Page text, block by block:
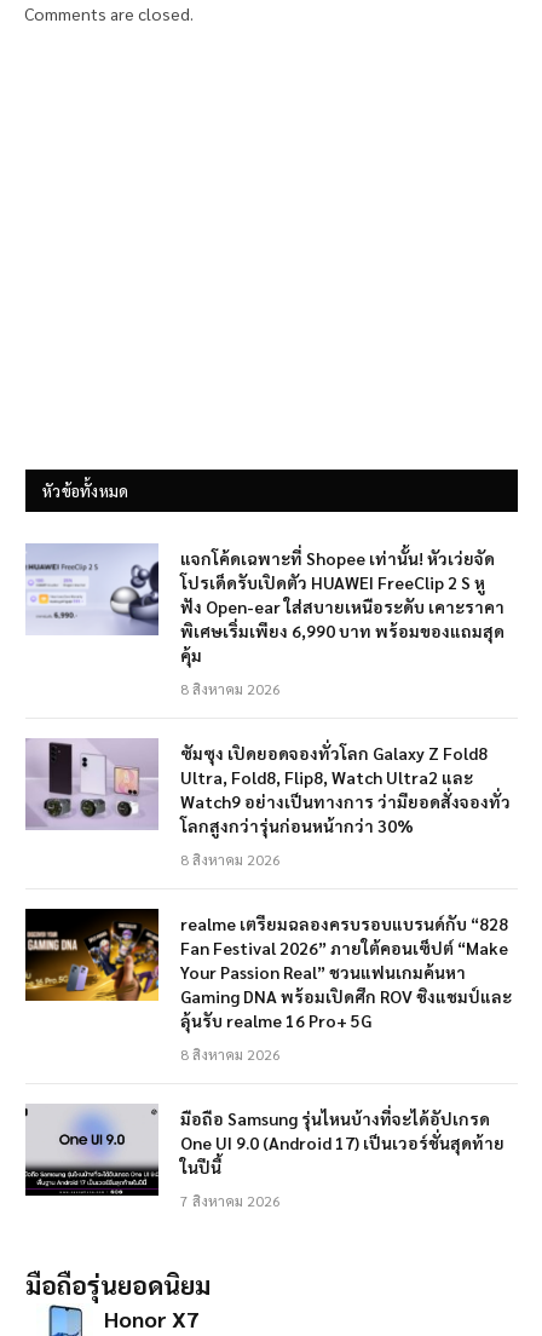
Comments are closed.
หัวข้อทั้งหมด
แจกโค้ดเฉพาะที่ Shopee เท่านั้น! หัวเว่ยจัด
โปรเด็ดรับเปิดตัว HUAWEI FreeClip 2 S หู
ฟัง Open-ear ใส่สบายเหนือระดับ เคาะราคา
พิเศษเริ่มเพียง 6,990 บาท พร้อมของแถมสุด
คุ้ม
8 สิงหาคม 2026
ซัมซุง เปิดยอดจองทั่วโลก Galaxy Z Fold8
Ultra, Fold8, Flip8, Watch Ultra2 และ
Watch9 อย่างเป็นทางการ ว่ามียอดสั่งจองทั่ว
โลกสูงกว่ารุ่นก่อนหน้ากว่า 30%
8 สิงหาคม 2026
realme เตรียมฉลองครบรอบแบรนด์กับ “828
Fan Festival 2026” ภายใต้คอนเซ็ปต์ “Make
Your Passion Real” ชวนแฟนเกมค้นหา
Gaming DNA พร้อมเปิดศึก ROV ชิงแชมป์และ
ลุ้นรับ realme 16 Pro+ 5G
8 สิงหาคม 2026
มือถือ Samsung รุ่นไหนบ้างที่จะได้อัปเกรด
One UI 9.0 (Android 17) เป็นเวอร์ชั่นสุดท้าย
ในปีนี้
7 สิงหาคม 2026
มือถือรุ่นยอดนิยม
Honor X7